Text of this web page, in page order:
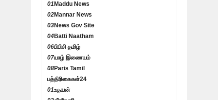
01 Maddu News
02Mannar News
03News Gov Site
04Batti Naatham
06பிபிசி தமிழ்
07யாழ் இணையம்
08Paris Tamil
பத்திரிகைகள்24
01உதயன்